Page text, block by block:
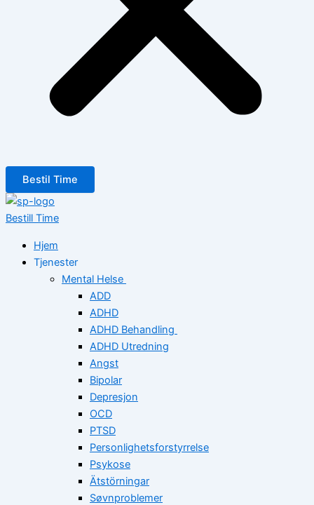
Bestil Time
Bestill Time
Hjem
Tjenester
Mental Helse
ADD
ADHD
ADHD Behandling
ADHD Utredning
Angst
Bipolar
Depresjon
OCD
PTSD
Personlighetsforstyrrelse
Psykose
Ätstörningar
Søvnproblemer